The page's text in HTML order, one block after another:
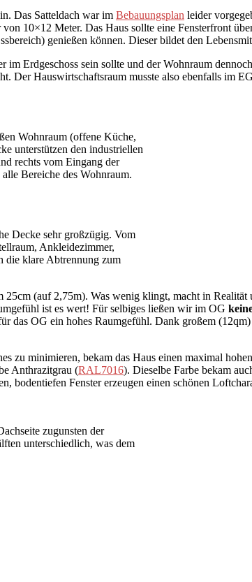
Das Satteldach war im Bebauungsplan leider
10×12 Meter. Das Haus sollte eine Fensterfront
genießen können. Dieser bildet den
Erdgeschoss sein sollte und der Wohnraum
Der Hauswirtschaftsraum musste also ebenfalls im
Wohnraum (offene Küche,
unterstützen den industriellen
rechts vom Eingang der
Bereiche des Wohnraum.
Decke sehr großzügig. Vom
Ankleidezimmer,
die klare Abtrennung zum
(auf 2,75m). Was wenig klingt, macht in
ist es wert! Für selbiges ließen wir im OG
das OG ein hohes Raumgefühl. Dank großem
zu minimieren, bekam das Haus einen maximal hohen
Anthrazitgrau (RAL7016). Dieselbe Farbe bekam
bodentiefen Fenster erzeugen einen schönen
zugunsten der
unterschiedlich, was dem